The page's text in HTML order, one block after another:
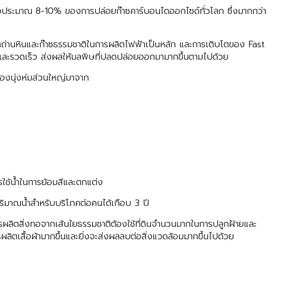
ะมาณ 8-10% ของการปล่อยก๊าซคาร์บอนไดออกไซด์ทั่วโลก ซึ่งมากกว่า
หินและก๊าซธรรมชาติในการผลิตไฟฟ้าเป็นหลัก และการเติบโตของ Fast
ะรวดเร็ว ส่งผลให้มลพิษที่ปลดปล่อยออกมามากขึ้นตามไปด้วย
งนุ่งห่มส่วนใหญ่มาจาก
ช้น้ำในการย้อมสีและตกแต่ง
มาณน้ำสำหรับบริโภคต่อคนได้เกือบ 3 ปี
สิ่งทอจากเส้นใยธรรมชาติต้องใช้ที่ดินจำนวนมากในการปลูกฝ้ายและ
ตเสื้อผ้ามากขึ้นและยิ่งจะส่งผลลบต่อสิ่งแวดล้อมมากขึ้นไปด้วย